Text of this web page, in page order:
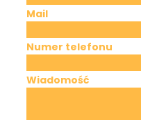
Mail
Numer telefonu
Wiadomość